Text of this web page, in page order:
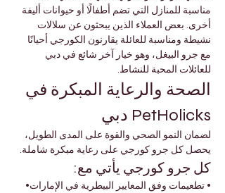
مناسبة للمنازل التي تضم أطفالًا أو حيوانات أليفة
أخرى. بعض العملاء الذين يبحثون عن سلالات
نشيطة ومناسبة للعائلة يقارنون الكورجي أحيانًا
مع جرو البيغل، وهو خيار آخر شائع في دبي
للعائلات المحبة للنشاط.
الصحة والرعاية المبكرة في
PetHolicks دبي
لضمان النمو الصحي والقوة على المدى الطويل،
يحصل كل جرو كورجي على رعاية مبكرة شاملة.
كل جرو كورجي يأتي مع:
• تطعيمات وفق المعايير البيطرية في الإمارات•